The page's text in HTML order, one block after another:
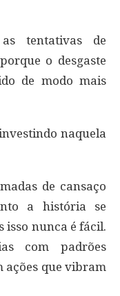
tentativas de
o desgaste
de modo mais
naquela
de cansaço
a história se
isso nunca é fácil.
com padrões
ações que vibram